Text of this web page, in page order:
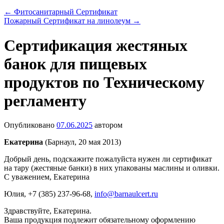
← Фитосанитарный Сертификат
Пожарный Сертификат на линолеум →
Сертификация жестяных
банок для пищевых
продуктов по Техническому
регламенту
Опубликовано 07.06.2025 автором
Екатерина (Барнаул, 20 мая 2013)
Добрый день, подскажите пожалуйста нужен ли сертификат
на тару (жестяные банки) в них упакованы маслины и оливки.
С уважением, Екатерина
Юлия, +7 (385) 237-96-68, info@barnaulcert.ru
Здравствуйте, Екатерина.
Ваша продукция подлежит обязательному оформлению